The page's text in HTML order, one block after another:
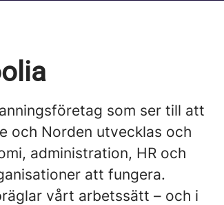
som ser till att
och Norden utvecklas och
administration, HR och
att fungera.
vårt arbetssätt – och i